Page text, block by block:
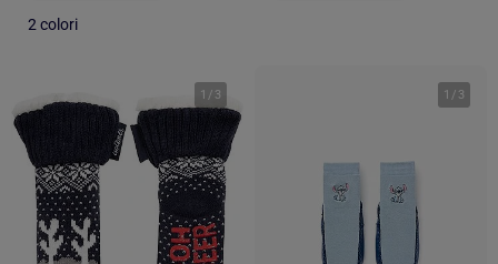
2 colori
1 / 3 1 / 3